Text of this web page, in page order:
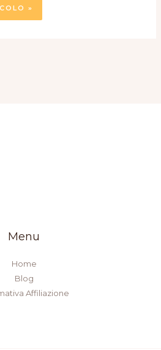
Menu
Home
Blog
Affiliazione